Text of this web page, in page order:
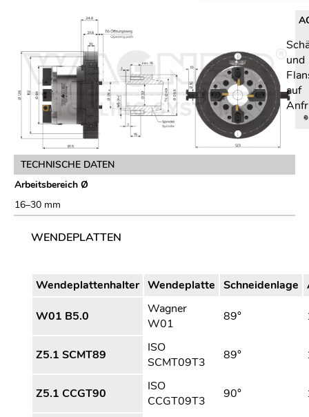
TECHNISCHE DATEN
Arbeitsbereich Ø
16–30 mm
und
auf
WENDEPLATTEN
Wendeplattenhalter Wendeplatte Schneidenlage
W01 B5.0
Wagner
W01
89°
Z5.1 SCMT89
ISO
SCMT09T3
89°
Z5.1 CCGT90
ISO
CCGT09T3
90°